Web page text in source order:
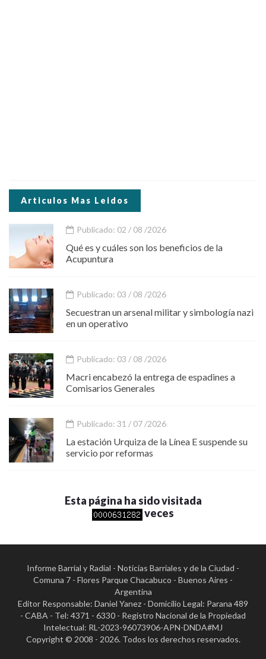
Articulos Mas Leidos
Publicado: 02 / 08 /2026
Qué es y cuáles son los beneficios de la
Acupuntura
Publicado: 03 / 08 /2026
Secuestran un arsenal militar y simbología nazi
en un operativo
Publicado: 03 / 08 /2026
Macri encabezó la entrega de espadines a
Comisarios Generales
Publicado: 31 / 07 /2026
La estación Urquiza de la Línea E suspende su
servicio por reformas
Esta página ha sido visitada
veces
Informe Barrial y Radial - Noticias Barriales y de la Ciudad -
Comuna 7 - Flores Parque Chacabuco - Buenos Aires -
Argentina
Editor Responsable: Daniel Yanez - Domicilio Legal: Parana 489
- CABA - Tel: 4371 - 6330 - Registro Nacional de la Propiedad
Intelectual: RL-2023-96073906-APN-DNDA#MJ
Copyright © 2008 - 2026. Todos los derechos reservados.